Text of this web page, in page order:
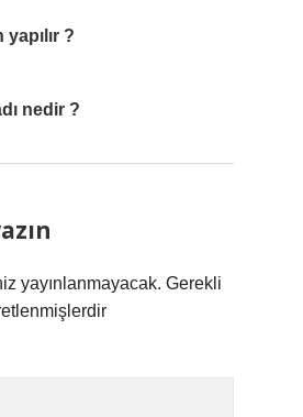
?
nedir ?
yayınlanmayacak. Gerekli